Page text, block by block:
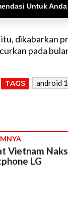
Untuk Anda
dikabarkan
pada
TAGS android
Vietnam
LG